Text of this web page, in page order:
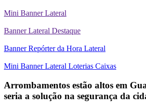
Mini Banner Lateral
Banner Lateral Destaque
Banner Repórter da Hora Lateral
Mini Banner Lateral Loterias Caixas
Arrombamentos estão altos em
seria a solução na segurança da